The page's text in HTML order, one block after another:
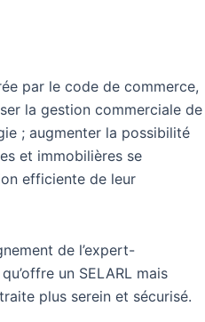
par le code de commerce,
la gestion commerciale de
; augmenter la possibilité
et immobilières se
efficiente de leur
de l’expert-
un SELARL mais
plus serein et sécurisé.